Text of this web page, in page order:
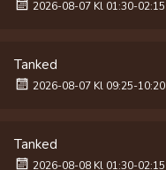
2026-08-07 Kl 01:30-02:15
Tanked
2026-08-07 Kl 09:25-10:20
Tanked
2026-08-08 Kl 01:30-02:15